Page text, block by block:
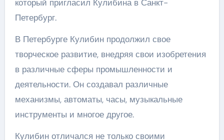
который пригласил Кулибина в Санкт-
Петербург.
В Петербурге Кулибин продолжил свое
творческое развитие, внедряя свои изобретения
в различные сферы промышленности и
деятельности. Он создавал различные
механизмы, автоматы, часы, музыкальные
инструменты и многое другое.
Кулибин отличался не только своими